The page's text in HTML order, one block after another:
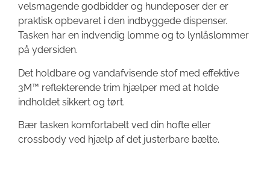
velsmagende godbidder og hundeposer der er
praktisk opbevaret i den indbyggede dispenser.
Tasken har en indvendig lomme og to lynlåslommer
på ydersiden.
Det holdbare og vandafvisende stof med effektive
3M™ reflekterende trim hjælper med at holde
indholdet sikkert og tørt.
Bær tasken komfortabelt ved din hofte eller
crossbody ved hjælp af det justerbare bælte.